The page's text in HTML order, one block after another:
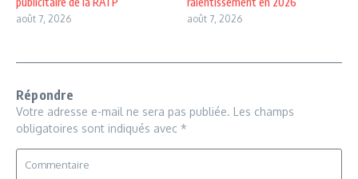
août 7, 2026 août 7, 2026
Répondre
Votre adresse e-mail ne sera pas publiée. Les champs
obligatoires sont indiqués avec *